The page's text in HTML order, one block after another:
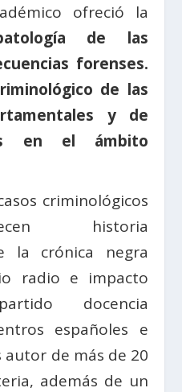
ofreció la
de las
forenses.
de las
y de
en el ámbito
criminológicos
historia
la crónica negra
radio e impacto
docencia
españoles e
de más de 20
además de un